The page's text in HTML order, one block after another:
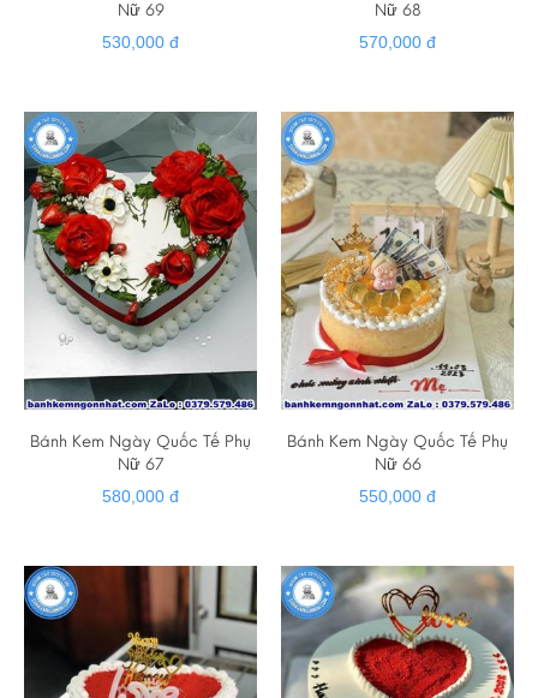
Nữ 69
530,000 đ
Nữ 68
570,000 đ
Bánh Kem Ngày Quốc Tế Phụ
Nữ 67
580,000 đ
Bánh Kem Ngày Quốc Tế Phụ
Nữ 66
550,000 đ